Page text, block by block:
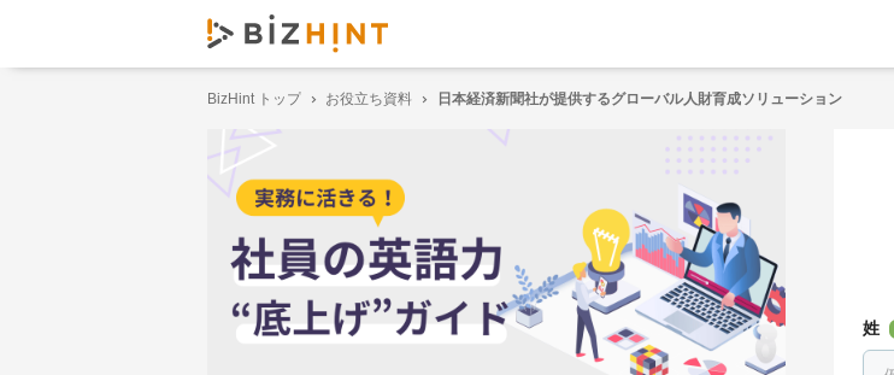
BizHint トップ お役立ち資料 ⽇本経済新聞社が提供するグローバル人財育成ソリューション
姓